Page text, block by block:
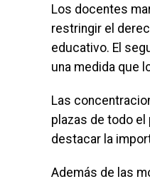
Los docentes
restringir el
educativo. El
una medida que
Las
plazas de todo el
destacar la
Además de las